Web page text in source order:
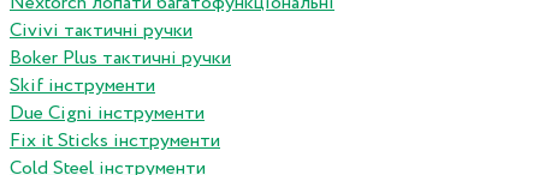
Сivivi тактичні ручки
Boker Plus тактичні ручки
Skif інструменти
Due Cigni інструменти
Fix it Sticks інструменти
Сold Steel інструменти